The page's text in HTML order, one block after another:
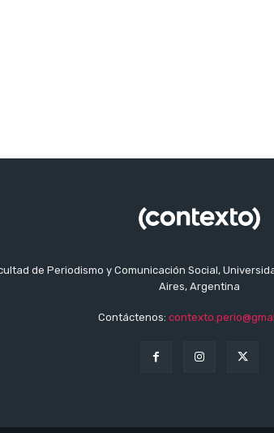
de Periodismo y Comunicación Social,
Aires, Argentina
Contáctenos: